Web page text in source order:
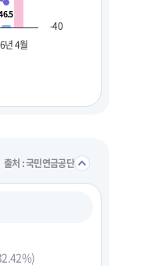
46.5
년 4월
-40
출처 : 국민연금공단
접기/
)